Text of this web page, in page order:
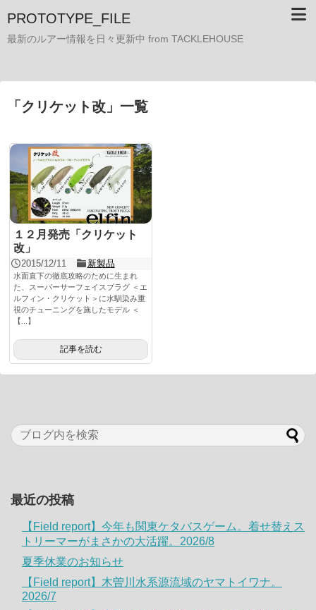
PROTOTYPE_FILE
最新のルアー情報を日々更新中 from TACKLEHOUSE
「 クリケット改 」 一覧
１２月発売「クリケット
改」
2015/12/11 新製品
水面直下の徹底攻略のために生まれ
た、スーパーサーフェイスプラグ ＜エ
ルフィン・クリケット＞に水馴染み重
視のチューニングを施したモデル ＜
【...】
記事を読む
最近の投稿
【Field report】今年も関東ケタバスゲーム。着せ替えス
トリーマーがまさかの大活躍。2026/8
夏季休業のお知らせ
【Field report】木曽川水系源流域のヤマトイワナ。
2026/7